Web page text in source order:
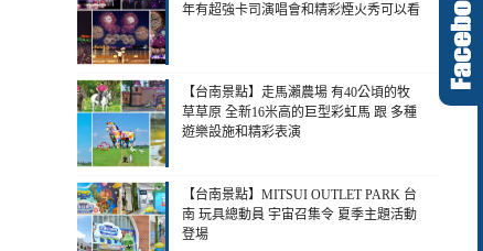
年有超強卡司演唱會和精彩煙火秀可以看
【台南景點】走馬瀨農場 有40公頃的牧
草草原 全新16米高的巨型彩虹馬 跟 多種
遊樂設施和精彩表演
【台南景點】MITSUI OUTLET PARK 台
南 玩具總動員 宇宙召集令 夏季主題活動
登場